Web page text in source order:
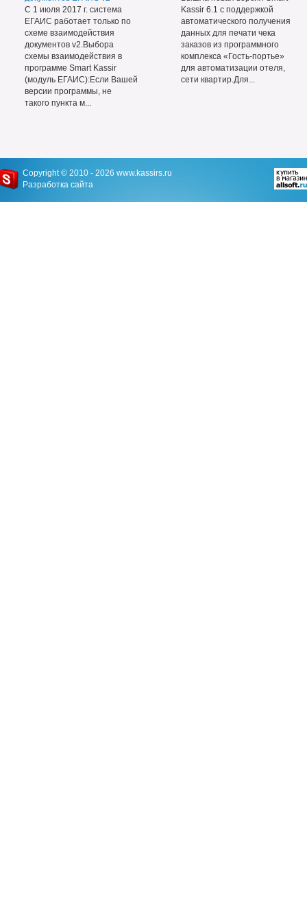
С 1 июля 2017 г. система
ЕГАИС работает только по
схеме взаимодействия
документов v2.Выбора
схемы взаимодействия в
программе Smart Kassir
(модуль ЕГАИС):Если Вашей
версии программы, не
такого пункта м...
Kassir 6.1 с поддержкой
автоматического получения
данных для печати чека
заказов из программного
комплекса «Гость-портье»
для автоматизации отеля,
сети квартир.Для...
Copyright © 2010 - 2026 www.kassirs.ru
Разработка сайта